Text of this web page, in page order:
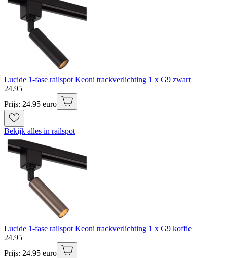
Lucide 1-fase railspot Keoni trackverlichting 1 x G9 zwart
24.95
Prijs: 24.95 euro
Bekijk alles in railspot
Lucide 1-fase railspot Keoni trackverlichting 1 x G9 koffie
24.95
Prijs: 24.95 euro